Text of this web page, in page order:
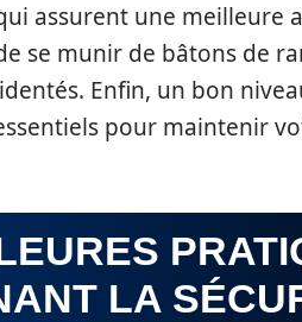
assurent une meilleure
se munir de bâtons de
Enfin, un bon
pour maintenir
LA